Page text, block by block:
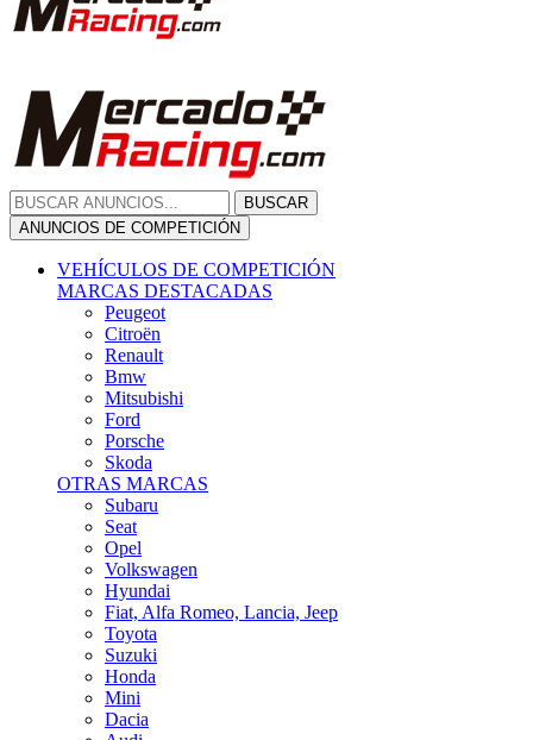
BUSCAR
ANUNCIOS DE COMPETICIÓN
VEHÍCULOS DE COMPETICIÓN
MARCAS DESTACADAS
Peugeot
Citroën
Renault
Bmw
Mitsubishi
Ford
Porsche
Skoda
OTRAS MARCAS
Subaru
Seat
Opel
Volkswagen
Hyundai
Fiat, Alfa Romeo, Lancia, Jeep
Toyota
Suzuki
Honda
Mini
Dacia
Audi
Otras Marcas